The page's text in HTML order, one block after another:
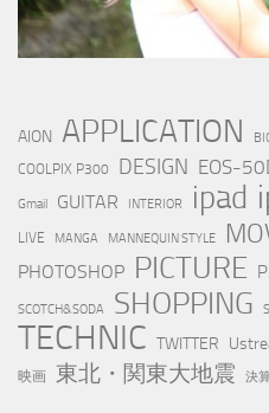
AION APPLICATION
COOLPIX P300 DESIGN EOS-
Gmail GUITAR INTERIOR ipad
LIVE MANGA MANNEQUIN STYLE
PHOTOSHOP PICTURE
SCOTCH&SODA SHOPPING
TECHNIC TWITTER
映画 東北・関東大地震 決